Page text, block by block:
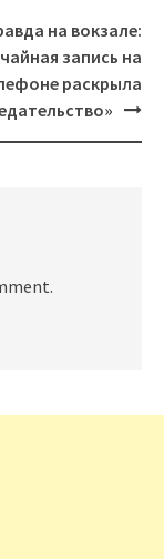
на вокзале:
запись на
раскрыла